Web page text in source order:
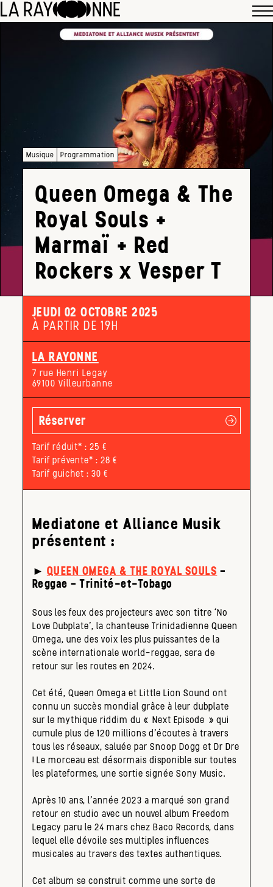
Musique Programmation
Queen Omega & The
Royal Souls +
Marmaï + Red
Rockers x Vesper T
JEUDI 02 OCTOBRE 2025
À PARTIR DE 19H
LA RAYONNE
7 rue Henri Legay
69100 Villeurbanne
Réserver
Tarif réduit* : 25 €
Tarif prévente* : 28 €
Tarif guichet : 30 €
Mediatone et Alliance Musik
présentent :
► QUEEN OMEGA & THE ROYAL SOULS –
Reggae – Trinité-et-Tobago
Sous les feux des projecteurs avec son titre ‘No
Love Dubplate’, la chanteuse Trinidadienne Queen
Omega, une des voix les plus puissantes de la
scène internationale world-reggae, sera de
retour sur les routes en 2024.
Cet été, Queen Omega et Little Lion Sound ont
connu un succès mondial grâce à leur dubplate
sur le mythique riddim du « Next Episode » qui
cumule plus de 120 millions d’écoutes à travers
tous les réseaux, saluée par Snoop Dogg et Dr Dre
! Le morceau est désormais disponible sur toutes
les plateformes, une sortie signée Sony Music.
Après 10 ans, l’année 2023 a marqué son grand
retour en studio avec un nouvel album Freedom
Legacy paru le 24 mars chez Baco Records, dans
lequel elle dévoile ses multiples influences
musicales au travers des textes authentiques.
Cet album se construit comme une sorte de